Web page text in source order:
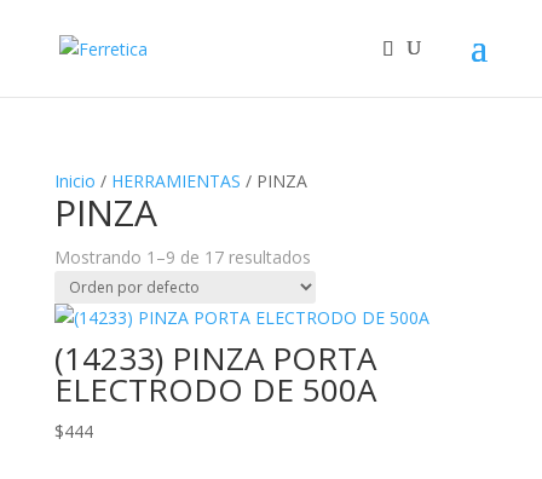
Inicio / HERRAMIENTAS / PINZA
PINZA
Mostrando 1–9 de 17 resultados
(14233) PINZA PORTA
ELECTRODO DE 500A
$444